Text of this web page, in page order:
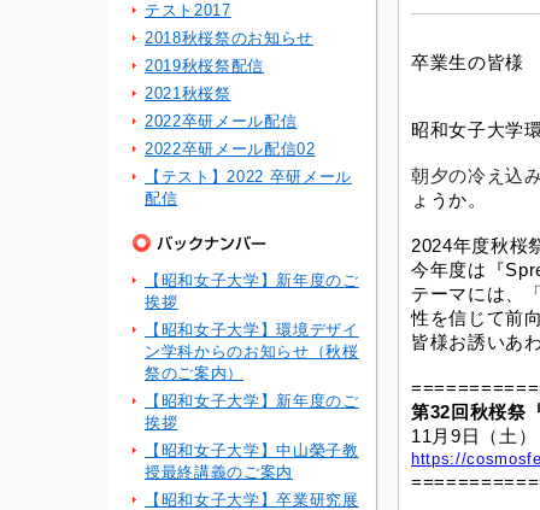
卒業生の皆様
昭和女子大学
朝夕の冷え込
ょうか。
2024年度秋桜
今年度は『
テーマには、
性を信じて前
皆様お誘いあ
第32回秋桜祭
11月9日（土
https://
テスト2017
2018秋桜祭のお知らせ
2019秋桜祭配信
2021秋桜祭
2022卒研メール配信
2022卒研メール配信02
【テスト】2022 卒研メール
配信
【昭和女子大学】新年度のご
挨拶
【昭和女子大学】環境デザイ
ン学科からのお知らせ（秋桜
祭のご案内）
【昭和女子大学】新年度のご
挨拶
【昭和女子大学】中山榮子教
授最終講義のご案内
【昭和女子大学】卒業研究展